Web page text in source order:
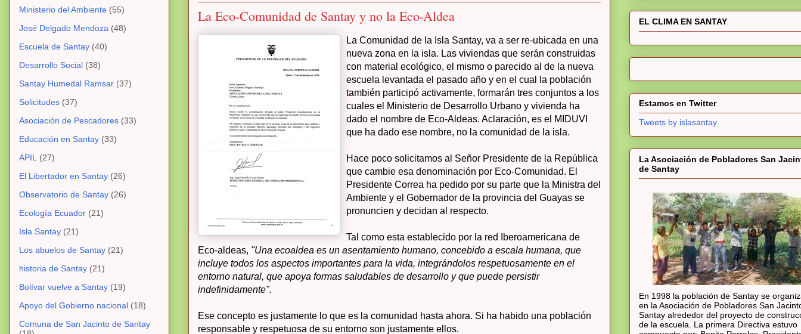
La Eco-Comunidad de Santay y no la Eco-Aldea
La Comunidad de la Isla Santay, va a ser re-ubicada en una
nueva zona en la isla. Las viviendas que serán construidas
con material ecológico, el mismo o parecido al de la nueva
escuela levantada el pasado año y en el cual la población
también participó activamente, formarán tres conjuntos a los
cuales el Ministerio de Desarrollo Urbano y vivienda ha
dado el nombre de Eco-Aldeas. Aclaración, es el MIDUVI
que ha dado ese nombre, no la comunidad de la isla.
Hace poco solicitamos al Señor Presidente de la República
que cambie esa denominación por Eco-Comunidad. El
Presidente Correa ha pedido por su parte que la Ministra del
Ambiente y el Gobernador de la provincia del Guayas se
pronuncien y decidan al respecto.
Tal como esta establecido por la red Iberoamericana de
Eco-aldeas, "Una ecoaldea es un asentamiento humano, concebido a escala humana, que
incluye todos los aspectos importantes para la vida, integrándolos respetuosamente en el
entorno natural, que apoya formas saludables de desarrollo y que puede persistir
indefinidamente".
Ese concepto es justamente lo que es la comunidad hasta ahora. Si ha habido una población
responsable y respetuosa de su entorno son justamente ellos.
Ministerio del Ambiente (55)
José Delgado Mendoza (48)
Escuela de Santay (40)
Desarrollo Social (38)
Santay Humedal Ramsar (37)
Solicitudes (37)
Asociación de Pescadores (33)
Educación en Santay (33)
APIL
(27)
El Libertador en Santay (26)
Observatorio de Santay (26)
Ecología Ecuador (21)
Isla Santay (21)
Los abuelos de Santay (21)
historia de Santay (21)
Bolívar vuelve a Santay (19)
Apoyo del Gobierno nacional (18)
Comuna de San Jacinto de Santay
EL CLIMA EN SANTAY
Estamos en Twitter
Tweets by islasantay
La Asociación de Pobladores San
de Santay
En 1998 la población de Santay se
en la Asociación de Pobladores San
Santay alrededor del proyecto de
de la escuela. La primera Directiva estuvo